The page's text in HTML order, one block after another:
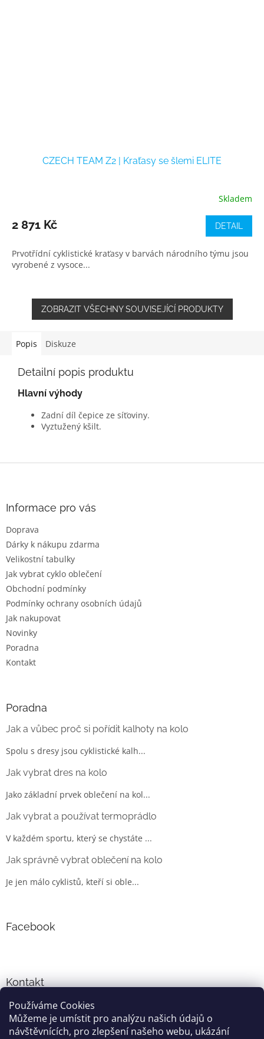
Používáme Cookies
Můžeme je umístit pro analýzu našich údajů o
návštěvnících, pro zlepšení našeho webu, ukázání
CZECH TEAM Z2 | Kraťasy se šlemi ELITE
Skladem
2 871 Kč DETAIL
Prvotřídní cyklistické kraťasy v barvách národního týmu jsou
vyrobené z vysoce...
ZOBRAZIT VŠECHNY SOUVISEJÍCÍ PRODUKTY
Popis Diskuze
Detailní popis produktu
Hlavní výhody
Zadní díl čepice ze síťoviny.
Vyztužený kšilt.
Informace pro vás
Doprava
Dárky k nákupu zdarma
Velikostní tabulky
Jak vybrat cyklo oblečení
Obchodní podmínky
Podmínky ochrany osobních údajů
Jak nakupovat
Novinky
Poradna
Kontakt
Poradna
Jak a vůbec proč si pořídit kalhoty na kolo
Spolu s dresy jsou cyklistické kalh...
Jak vybrat dres na kolo
Jako základní prvek oblečení na kol...
Jak vybrat a používat termoprádlo
V každém sportu, který se chystáte ...
Jak správně vybrat oblečení na kolo
Je jen málo cyklistů, kteří si oble...
Facebook
Kontakt
info@cyklo-obleceni.cz
+420777081700